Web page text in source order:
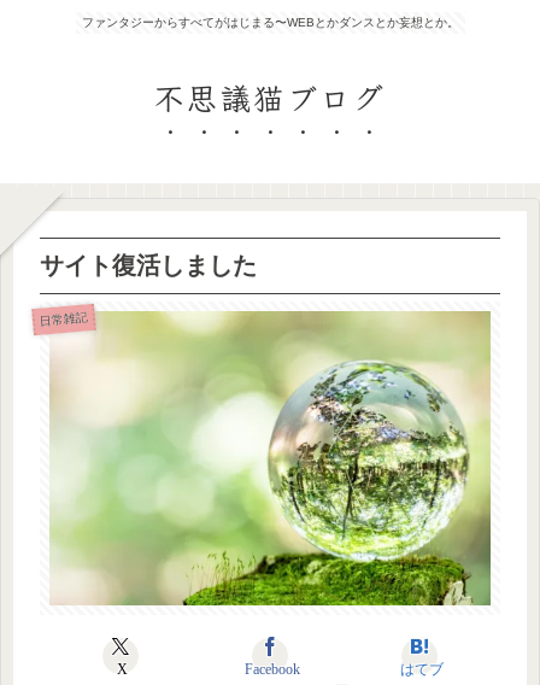
ファンタジーからすべてがはじまる〜WEBとかダンスとか妄想とか。
不思議猫ブログ
サイト復活しました
日常雑記
X Facebook はてブ